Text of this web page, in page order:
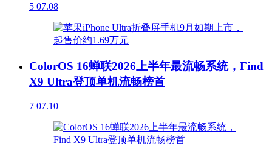
5 07.08
ColorOS 16蝉联2026上半年最流畅系统，Find
X9 Ultra登顶单机流畅榜首
7 07.10